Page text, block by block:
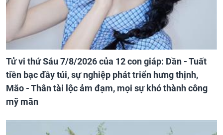
Tử vi thứ Sáu 7/8/2026 của 12 con giáp: Dần - Tuất
tiền bạc đầy túi, sự nghiệp phát triển hưng thịnh,
Mão - Thân tài lộc ảm đạm, mọi sự khó thành công
mỹ mãn